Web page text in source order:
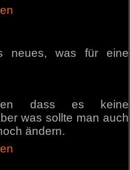
neues, was für eine
dass es keine
was sollte man auch
ändern.